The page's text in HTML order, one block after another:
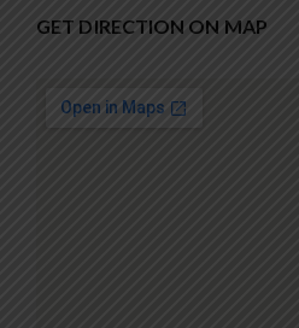
GET DIRECTION ON MAP